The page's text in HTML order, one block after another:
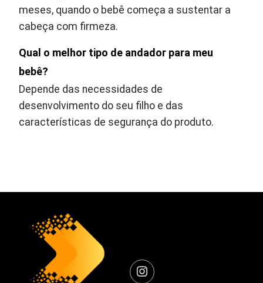
meses, quando o bebê começa a sustentar a
cabeça com firmeza.
Qual o melhor tipo de andador para meu
bebê?
Depende das necessidades de
desenvolvimento do seu filho e das
características de segurança do produto.